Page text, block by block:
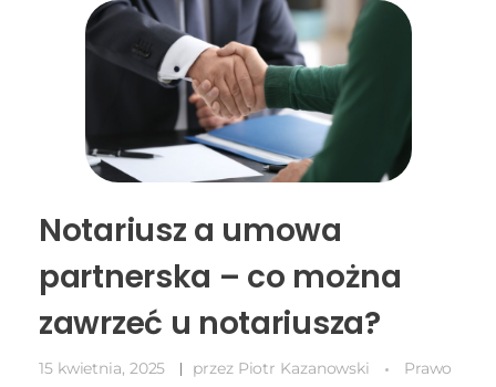
Notariusz a umowa
partnerska – co można
zawrzeć u notariusza?
15 kwietnia, 2025 przez Piotr Kazanowski Prawo